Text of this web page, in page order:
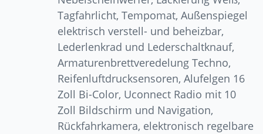
Tagfahrlicht, Tempomat, Außenspiegel
elektrisch verstell- und beheizbar,
Lederlenkrad und Lederschaltknauf,
Armaturenbrettveredelung Techno,
Reifenluftdrucksensoren, Alufelgen 16
Zoll Bi-Color, Uconnect Radio mit 10
Zoll Bildschirm und Navigation,
Rückfahrkamera, elektronisch regelbare